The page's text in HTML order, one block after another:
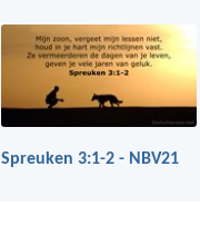
Spreuken 3:1-2 - NBV21